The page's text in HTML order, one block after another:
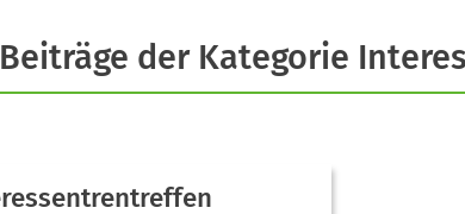
der Kategorie